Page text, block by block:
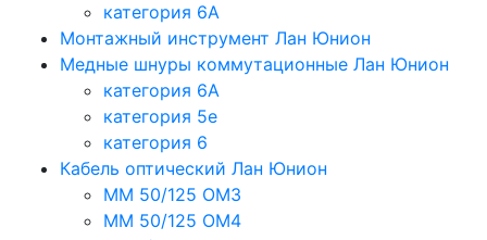
категория 6A
Монтажный инструмент Лан Юнион
Медные шнуры коммутационные Лан Юнион
категория 6A
категория 5e
категория 6
Кабель оптический Лан Юнион
MM 50/125 OM3
MM 50/125 OM4